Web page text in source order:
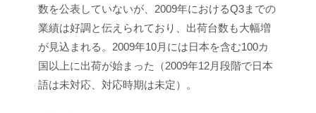
数を公表していないが、2009年におけるQ3までの
業績は好調と伝えられており、出荷台数も大幅増
が見込まれる。2009年10月には日本を含む100カ
国以上に出荷が始まった（2009年12月段階で日本
語は未対応、対応時期は未定）。